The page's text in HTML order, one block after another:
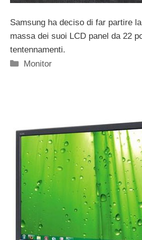
Samsung ha deciso di far partire
massa dei suoi LCD panel da 22
tentennamenti.
Categorie
Monitor